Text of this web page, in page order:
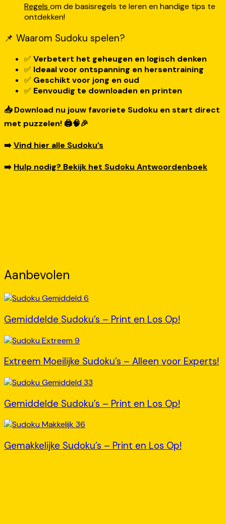
Regels om de basisregels te leren en handige tips te
ontdekken!
📌 Waarom Sudoku spelen?
✅ Verbetert het geheugen en logisch denken
✅ Ideaal voor ontspanning en hersentraining
✅ Geschikt voor jong en oud
✅ Eenvoudig te downloaden en printen
📥 Download nu jouw favoriete Sudoku en start direct
met puzzelen! 🖨️🧠🎉
➡️Vind hier alle Sudoku’s
➡️ Hulp nodig? Bekijk het Sudoku Antwoordenboek
Aanbevolen
Gemiddelde Sudoku’s – Print en Los Op!
Extreem Moeilijke Sudoku’s – Alleen voor Experts!
Gemiddelde Sudoku’s – Print en Los Op!
Gemakkelijke Sudoku’s – Print en Los Op!